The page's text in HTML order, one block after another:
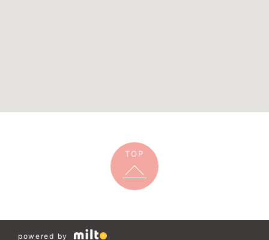
TOP
powered by